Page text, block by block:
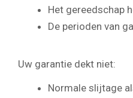
Het gereedschap
De perioden van
Uw garantie dekt niet:
Normale slijtage